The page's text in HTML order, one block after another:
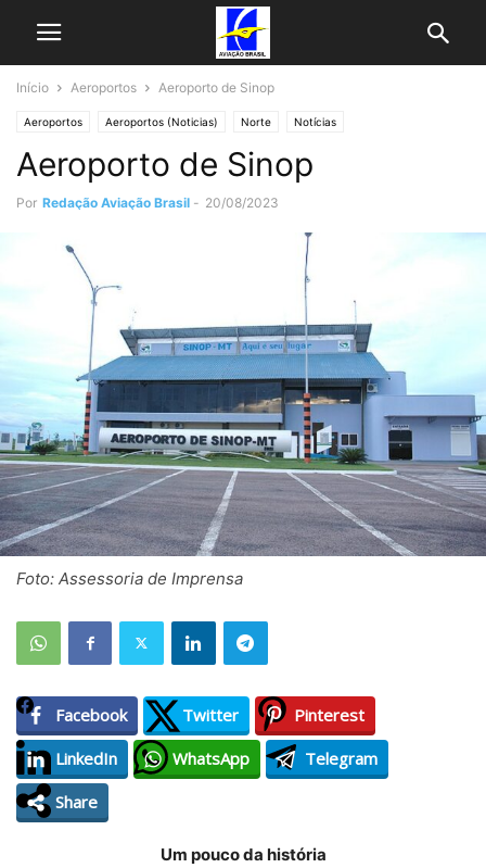
Início Aeroportos Aeroporto de Sinop
Aeroportos Aeroportos (Noticias) Norte Notícias
Aeroporto de Sinop
Por Redação Aviação Brasil - 20/08/2023
Foto: Assessoria de Imprensa
Facebook Twitter
Pinterest
LinkedIn
WhatsApp
Telegram
Share
Um pouco da história